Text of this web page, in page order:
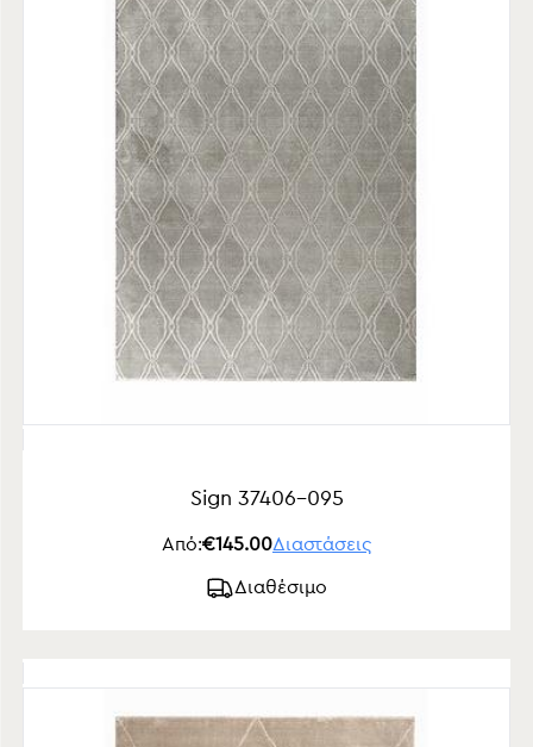
Sign 37406-095
Από:€145.00Διαστάσεις
Διαθέσιμο